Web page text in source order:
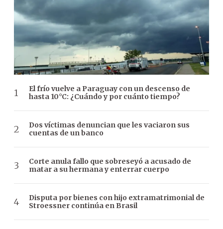
El frío vuelve a Paraguay con un descenso de
hasta 10°C: ¿Cuándo y por cuánto tiempo?
Dos víctimas denuncian que les vaciaron sus
cuentas de un banco
Corte anula fallo que sobreseyó a acusado de
matar a su hermana y enterrar cuerpo
Disputa por bienes con hijo extramatrimonial de
Stroessner continúa en Brasil